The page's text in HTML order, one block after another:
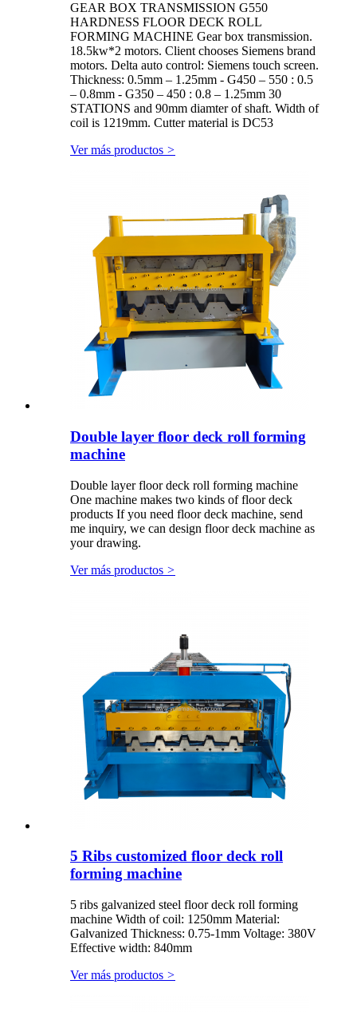
GEAR BOX TRANSMISSION G550
HARDNESS FLOOR DECK ROLL
FORMING MACHINE Gear box transmission.
18.5kw*2 motors. Client chooses Siemens brand
motors. Delta auto control: Siemens touch screen.
Thickness: 0.5mm – 1.25mm - G450 – 550 : 0.5
– 0.8mm - G350 – 450 : 0.8 – 1.25mm 30
STATIONS and 90mm diamter of shaft. Width of
coil is 1219mm. Cutter material is DC53
Ver más productos >
Double layer floor deck roll forming
machine
Double layer floor deck roll forming machine
One machine makes two kinds of floor deck
products If you need floor deck machine, send
me inquiry, we can design floor deck machine as
your drawing.
Ver más productos >
5 Ribs customized floor deck roll
forming machine
5 ribs galvanized steel floor deck roll forming
machine Width of coil: 1250mm Material:
Galvanized Thickness: 0.75-1mm Voltage: 380V
Effective width: 840mm
Ver más productos >